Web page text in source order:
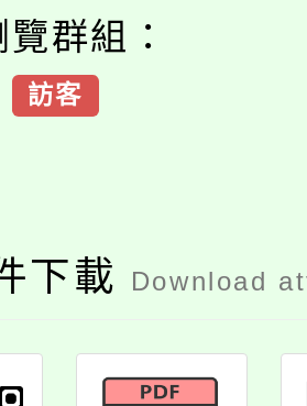
群組：
訪客
下載 Download